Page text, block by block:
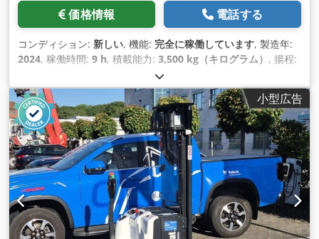
価格情報 電話する
コンディション: 新しい, 機能: 完全に稼働しています, 製造年:
2024, 稼働時間: 9 h, 積載能力: 3,500 kg（キログラム） , 揚程:
1,400 mm
マスト型式:トリプレックス, 建設高:2,350 mm, 出力:45 キロ
ワット (61.18 馬力), フォークキャリッジ幅:1,190 mm, フォー
ク長: 1,200 mm, 空車重量:4,850 kg（キログラム）, 全長:
2,750 mm, 駆動方式:Diesel, 建設幅:1,290 mm,
小型広告